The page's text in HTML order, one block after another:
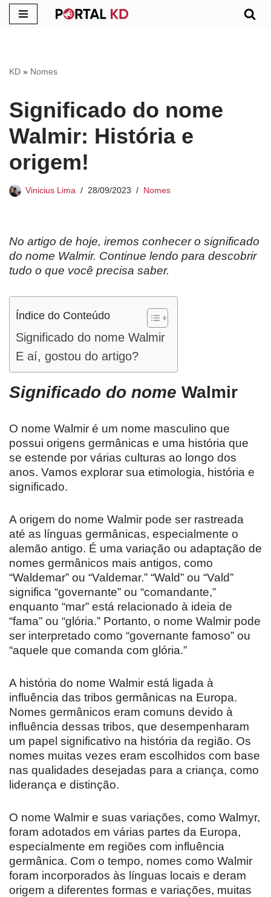
conteúdo
KD » Nomes
Significado do nome
Walmir: História e
origem!
Vinicius Lima 28/09/2023 Nomes
No artigo de hoje, iremos conhecer o significado
do nome Walmir. Continue lendo para descobrir
tudo o que você precisa saber.
Índice do Conteúdo
Significado do nome Walmir
E aí, gostou do artigo?
Significado do nome Walmir
O nome Walmir é um nome masculino que
possui origens germânicas e uma história que
se estende por várias culturas ao longo dos
anos. Vamos explorar sua etimologia, história e
significado.
A origem do nome Walmir pode ser rastreada
até as línguas germânicas, especialmente o
alemão antigo. É uma variação ou adaptação de
nomes germânicos mais antigos, como
“Waldemar” ou “Valdemar.” “Wald” ou “Vald”
significa “governante” ou “comandante,”
enquanto “mar” está relacionado à ideia de
“fama” ou “glória.” Portanto, o nome Walmir pode
ser interpretado como “governante famoso” ou
“aquele que comanda com glória.”
A história do nome Walmir está ligada à
influência das tribos germânicas na Europa.
Nomes germânicos eram comuns devido à
influência dessas tribos, que desempenharam
um papel significativo na história da região. Os
nomes muitas vezes eram escolhidos com base
nas qualidades desejadas para a criança, como
liderança e distinção.
O nome Walmir e suas variações, como Walmyr,
foram adotados em várias partes da Europa,
especialmente em regiões com influência
germânica. Com o tempo, nomes como Walmir
foram incorporados às línguas locais e deram
origem a diferentes formas e variações, muitas